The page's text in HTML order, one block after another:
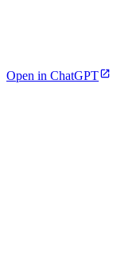
Open in ChatGPT